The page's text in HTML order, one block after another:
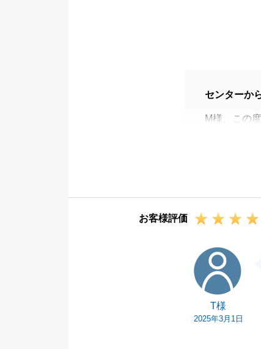
センターか
M様、この
M様のご希
改めまして
お客様評価
T様
2025年3月1日